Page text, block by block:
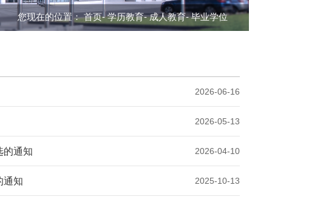
您现在的位置：首页-学历教育-成人教育- 毕业学位
2026-06-16
2026-05-13
2026-04-10
的通知
2025-10-13
通知